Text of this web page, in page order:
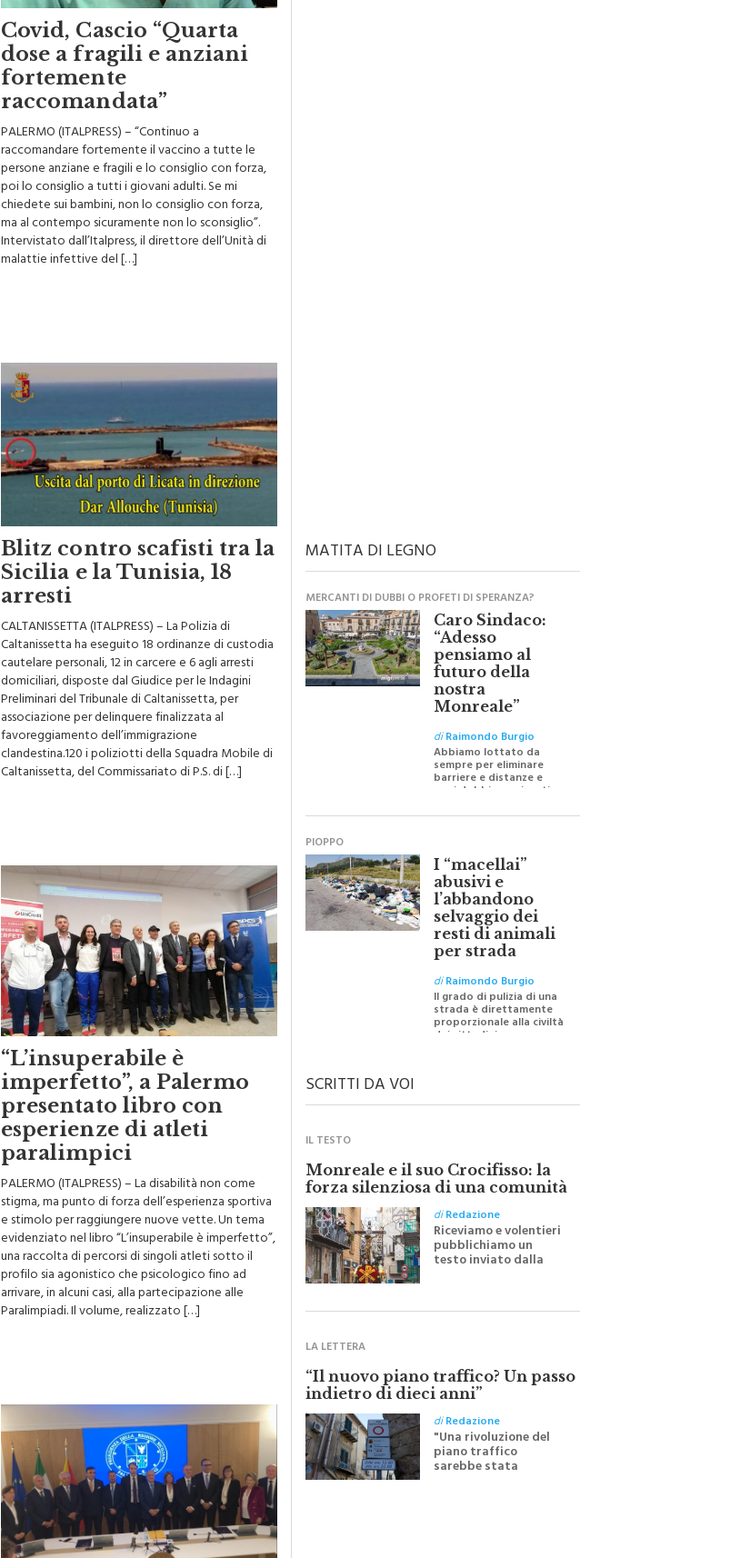
Covid, Cascio “Quarta
dose a fragili e anziani
fortemente
raccomandata”
PALERMO (ITALPRESS) – “Continuo a
raccomandare fortemente il vaccino a tutte le
persone anziane e fragili e lo consiglio con forza,
poi lo consiglio a tutti i giovani adulti. Se mi
chiedete sui bambini, non lo consiglio con forza,
ma al contempo sicuramente non lo sconsiglio”.
Intervistato dall’Italpress, il direttore dell’Unità di
malattie infettive del […]
Blitz contro scafisti tra la
Sicilia e la Tunisia, 18
arresti
CALTANISSETTA (ITALPRESS) – La Polizia di
Caltanissetta ha eseguito 18 ordinanze di custodia
cautelare personali, 12 in carcere e 6 agli arresti
domiciliari, disposte dal Giudice per le Indagini
Preliminari del Tribunale di Caltanissetta, per
associazione per delinquere finalizzata al
favoreggiamento dell’immigrazione
clandestina.120 i poliziotti della Squadra Mobile di
Caltanissetta, del Commissariato di P.S. di […]
“L’insuperabile è
imperfetto”, a Palermo
presentato libro con
esperienze di atleti
paralimpici
PALERMO (ITALPRESS) – La disabilità non come
stigma, ma punto di forza dell’esperienza sportiva
e stimolo per raggiungere nuove vette. Un tema
evidenziato nel libro “L’insuperabile è imperfetto”,
una raccolta di percorsi di singoli atleti sotto il
profilo sia agonistico che psicologico fino ad
arrivare, in alcuni casi, alla partecipazione alle
Paralimpiadi. Il volume, realizzato […]
MATITA DI LEGNO
MERCANTI DI DUBBI O PROFETI DI SPERANZA?
Caro Sindaco:
“Adesso
pensiamo al
futuro della
nostra
Monreale”
diRaimondo Burgio
Abbiamo lottato da
sempre per eliminare
barriere e distanze e
oggi dobbiamo ripartire
PIOPPO
I “macellai”
abusivi e
l’abbandono
selvaggio dei
resti di animali
per strada
diRaimondo Burgio
Il grado di pulizia di una
strada è direttamente
proporzionale alla civiltà
dei cittadini
SCRITTI DA VOI
IL TESTO
Monreale e il suo Crocifisso: la
forza silenziosa di una comunità
diRedazione
Riceviamo e volentieri
pubblichiamo un
testo inviato dalla
scrittrice monrealese
Festa del Santissimo
LA LETTERA
“Il nuovo piano traffico? Un passo
indietro di dieci anni”
diRedazione
"Una rivoluzione del
piano traffico
sarebbe stata
efficace se preceduta